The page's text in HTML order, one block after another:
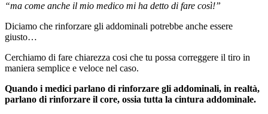
“ma come anche il mio medico mi ha detto di fare così!”
Diciamo che rinforzare gli addominali potrebbe anche essere
giusto…
Cerchiamo di fare chiarezza cosi che tu possa correggere il tiro in
maniera semplice e veloce nel caso.
Quando i medici parlano di rinforzare gli addominali, in realtà,
parlano di rinforzare il core, ossia tutta la cintura addominale.